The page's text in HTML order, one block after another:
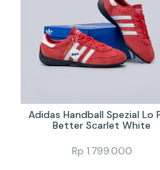
Adidas Handball Spezial Lo
Better Scarlet White
Rp 1.799.000